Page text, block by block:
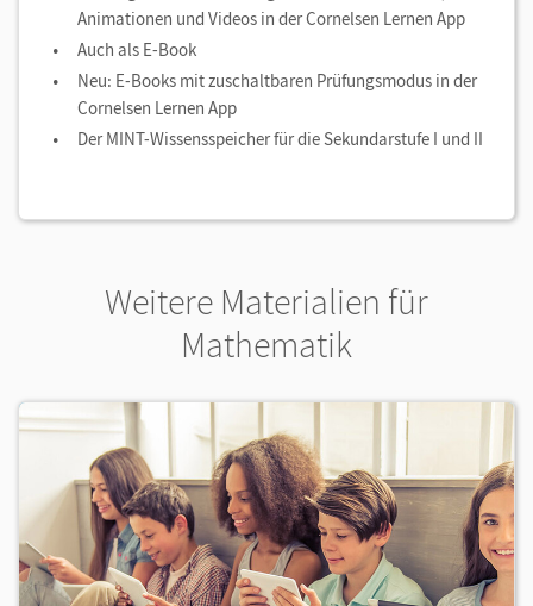
Animationen und Videos in der Cornelsen Lernen App
Auch als E-Book
Neu: E-Books mit zuschaltbaren Prüfungsmodus in der
Cornelsen Lernen App
Der MINT-Wissensspeicher für die Sekundarstufe I und II
Weitere Materialien für
Mathematik